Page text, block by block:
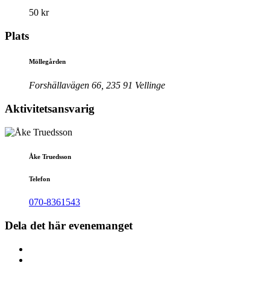
50 kr
Plats
Möllegården
Forshällavägen 66, 235 91 Vellinge
Aktivitetsansvarig
Åke Truedsson
Telefon
070-8361543
Dela det här evenemanget